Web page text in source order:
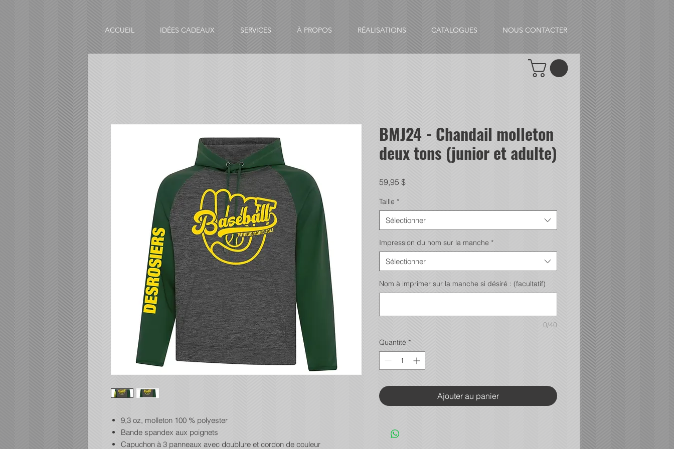
ACCUEIL IDÉES CADEAUX SERVICES À PROPOS RÉALISATIONS CATALOGUES NOUS CONTACTER
9,3 oz, molleton 100 % polyester
Bande spandex aux poignets
Capuchon à 3 panneaux avec doublure et cordon de couleur
BMJ24 - Chandail molleton
deux tons (junior et adulte)
59,95 $Prix
Taille *
Sélectionner
Impression du nom sur la manche *
Sélectionner
Nom à imprimer sur la manche si désiré : (facultatif)
0/40
Quantité *
Ajouter au panier